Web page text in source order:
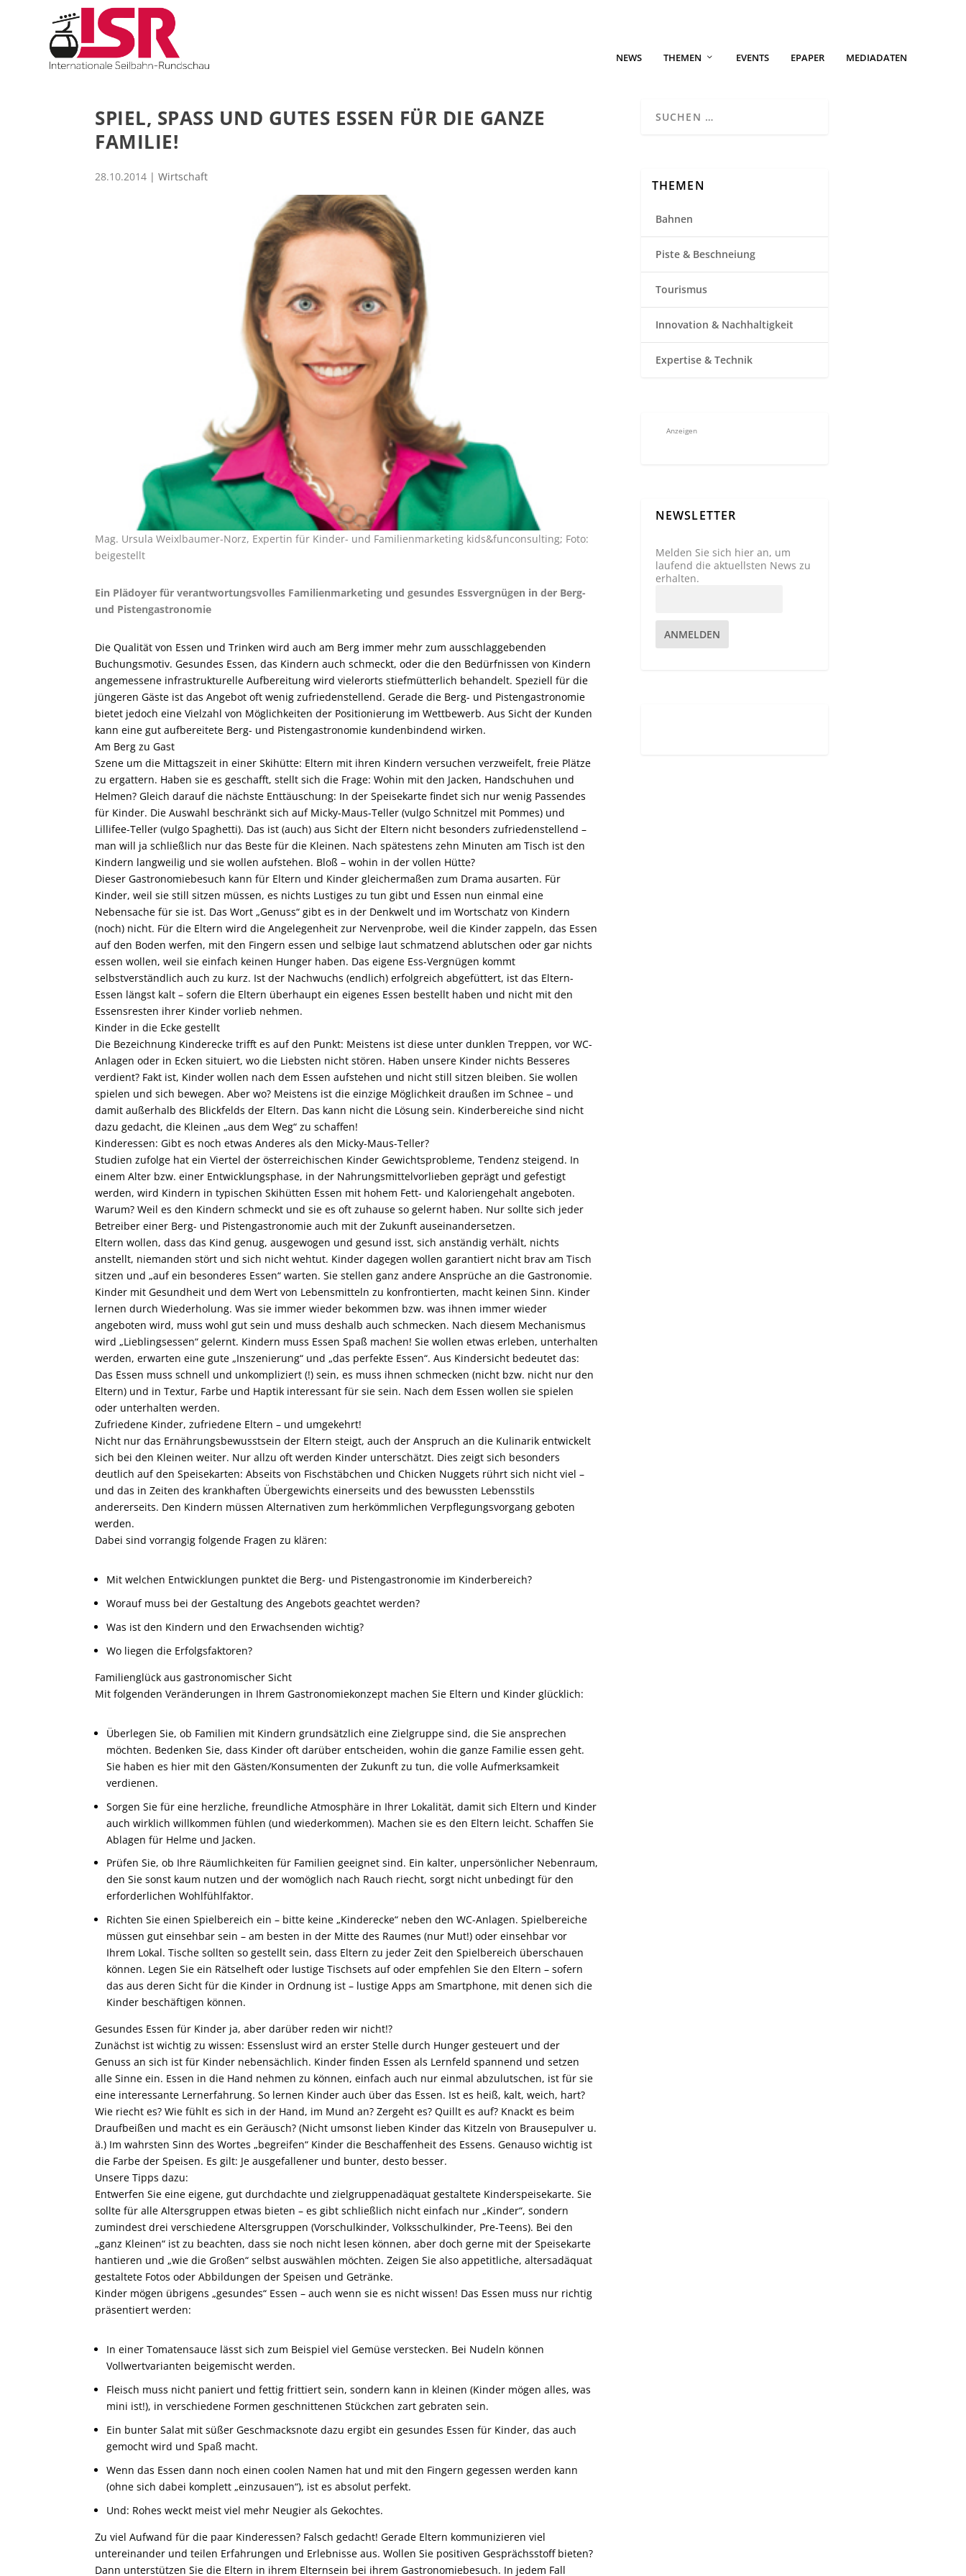
NEWS THEMEN EVENTS EPAPER MEDIADATEN
SPIEL, SPASS UND GUTES ESSEN FÜR DIE GANZE F
AMILIE!
28.10.2014 | Wirtschaft
Mag. Ursula Weixlbaumer-Norz, Expertin für Kinder- und Familienmarketing kids&funconsulting; Foto:
beigestellt
Ein Plädoyer für verantwortungsvolles Familienmarketing und gesundes Essvergnügen in der Berg-
und Pistengastronomie
Die Qualität von Essen und Trinken wird auch am Berg immer mehr zum ausschlaggebenden
Buchungsmotiv. Gesundes Essen, das Kindern auch schmeckt, oder die den Bedürfnissen von Kindern
angemessene infrastrukturelle Aufbereitung wird vielerorts stiefmütterlich behandelt. Speziell für die
jüngeren Gäste ist das Angebot oft wenig zufriedenstellend. Gerade die Berg- und Pistengastronomie
bietet jedoch eine Vielzahl von Möglichkeiten der Positionierung im Wettbewerb. Aus Sicht der Kunden
kann eine gut aufbereitete Berg- und Pistengastronomie kundenbindend wirken.
Am Berg zu Gast
Szene um die Mittagszeit in einer Skihütte: Eltern mit ihren Kindern versuchen verzweifelt, freie Plätze
zu ergattern. Haben sie es geschafft, stellt sich die Frage: Wohin mit den Jacken, Handschuhen und
Helmen? Gleich darauf die nächste Enttäuschung: In der Speisekarte findet sich nur wenig Passendes
für Kinder. Die Auswahl beschränkt sich auf Micky-Maus-Teller (vulgo Schnitzel mit Pommes) und
Lillifee-Teller (vulgo Spaghetti). Das ist (auch) aus Sicht der Eltern nicht besonders zufriedenstellend –
man will ja schließlich nur das Beste für die Kleinen. Nach spätestens zehn Minuten am Tisch ist den
Kindern langweilig und sie wollen aufstehen. Bloß – wohin in der vollen Hütte?
Dieser Gastronomiebesuch kann für Eltern und Kinder gleichermaßen zum Drama ausarten. Für
Kinder, weil sie still sitzen müssen, es nichts Lustiges zu tun gibt und Essen nun einmal eine
Nebensache für sie ist. Das Wort „Genuss“ gibt es in der Denkwelt und im Wortschatz von Kindern
(noch) nicht. Für die Eltern wird die Angelegenheit zur Nervenprobe, weil die Kinder zappeln, das Essen
auf den Boden werfen, mit den Fingern essen und selbige laut schmatzend ablutschen oder gar nichts
essen wollen, weil sie einfach keinen Hunger haben. Das eigene Ess-Vergnügen kommt
selbstverständlich auch zu kurz. Ist der Nachwuchs (endlich) erfolgreich abgefüttert, ist das Eltern-
Essen längst kalt – sofern die Eltern überhaupt ein eigenes Essen bestellt haben und nicht mit den
Essensresten ihrer Kinder vorlieb nehmen.
Kinder in die Ecke gestellt
Die Bezeichnung Kinderecke trifft es auf den Punkt: Meistens ist diese unter dunklen Treppen, vor WC-
Anlagen oder in Ecken situiert, wo die Liebsten nicht stören. Haben unsere Kinder nichts Besseres
verdient? Fakt ist, Kinder wollen nach dem Essen aufstehen und nicht still sitzen bleiben. Sie wollen
spielen und sich bewegen. Aber wo? Meistens ist die einzige Möglichkeit draußen im Schnee – und
damit außerhalb des Blickfelds der Eltern. Das kann nicht die Lösung sein. Kinderbereiche sind nicht
dazu gedacht, die Kleinen „aus dem Weg“ zu schaffen!
Kinderessen: Gibt es noch etwas Anderes als den Micky-Maus-Teller?
Studien zufolge hat ein Viertel der österreichischen Kinder Gewichtsprobleme, Tendenz steigend. In
einem Alter bzw. einer Entwicklungsphase, in der Nahrungsmittelvorlieben geprägt und gefestigt
werden, wird Kindern in typischen Skihütten Essen mit hohem Fett- und Kaloriengehalt angeboten.
Warum? Weil es den Kindern schmeckt und sie es oft zuhause so gelernt haben. Nur sollte sich jeder
Betreiber einer Berg- und Pistengastronomie auch mit der Zukunft auseinandersetzen.
Eltern wollen, dass das Kind genug, ausgewogen und gesund isst, sich anständig verhält, nichts
anstellt, niemanden stört und sich nicht wehtut. Kinder dagegen wollen garantiert nicht brav am Tisch
sitzen und „auf ein besonderes Essen“ warten. Sie stellen ganz andere Ansprüche an die Gastronomie.
Kinder mit Gesundheit und dem Wert von Lebensmitteln zu konfrontierten, macht keinen Sinn. Kinder
lernen durch Wiederholung. Was sie immer wieder bekommen bzw. was ihnen immer wieder
angeboten wird, muss wohl gut sein und muss deshalb auch schmecken. Nach diesem Mechanismus
wird „Lieblingsessen“ gelernt. Kindern muss Essen Spaß machen! Sie wollen etwas erleben, unterhalten
werden, erwarten eine gute „Inszenierung“ und „das perfekte Essen“. Aus Kindersicht bedeutet das:
Das Essen muss schnell und unkompliziert (!) sein, es muss ihnen schmecken (nicht bzw. nicht nur den
Eltern) und in Textur, Farbe und Haptik interessant für sie sein. Nach dem Essen wollen sie spielen
oder unterhalten werden.
Zufriedene Kinder, zufriedene Eltern – und umgekehrt!
Nicht nur das Ernährungsbewusstsein der Eltern steigt, auch der Anspruch an die Kulinarik entwickelt
sich bei den Kleinen weiter. Nur allzu oft werden Kinder unterschätzt. Dies zeigt sich besonders
deutlich auf den Speisekarten: Abseits von Fischstäbchen und Chicken Nuggets rührt sich nicht viel –
und das in Zeiten des krankhaften Übergewichts einerseits und des bewussten Lebensstils
andererseits. Den Kindern müssen Alternativen zum herkömmlichen Verpflegungsvorgang geboten
werden.
Dabei sind vorrangig folgende Fragen zu klären:
Mit welchen Entwicklungen punktet die Berg- und Pistengastronomie im Kinderbereich?
Worauf muss bei der Gestaltung des Angebots geachtet werden?
Was ist den Kindern und den Erwachsenden wichtig?
Wo liegen die Erfolgsfaktoren?
Familienglück aus gastronomischer Sicht
Mit folgenden Veränderungen in Ihrem Gastronomiekonzept machen Sie Eltern und Kinder glücklich:
Überlegen Sie, ob Familien mit Kindern grundsätzlich eine Zielgruppe sind, die Sie ansprechen
möchten. Bedenken Sie, dass Kinder oft darüber entscheiden, wohin die ganze Familie essen geht.
Sie haben es hier mit den Gästen/Konsumenten der Zukunft zu tun, die volle Aufmerksamkeit
verdienen.
Sorgen Sie für eine herzliche, freundliche Atmosphäre in Ihrer Lokalität, damit sich Eltern und Kinder
auch wirklich willkommen fühlen (und wiederkommen). Machen sie es den Eltern leicht. Schaffen Sie
Ablagen für Helme und Jacken.
Prüfen Sie, ob Ihre Räumlichkeiten für Familien geeignet sind. Ein kalter, unpersönlicher Nebenraum,
den Sie sonst kaum nutzen und der womöglich nach Rauch riecht, sorgt nicht unbedingt für den
erforderlichen Wohlfühlfaktor.
Richten Sie einen Spielbereich ein – bitte keine „Kinderecke“ neben den WC-Anlagen. Spielbereiche
müssen gut einsehbar sein – am besten in der Mitte des Raumes (nur Mut!) oder einsehbar vor
Ihrem Lokal. Tische sollten so gestellt sein, dass Eltern zu jeder Zeit den Spielbereich überschauen
können. Legen Sie ein Rätselheft oder lustige Tischsets auf oder empfehlen Sie den Eltern – sofern
das aus deren Sicht für die Kinder in Ordnung ist – lustige Apps am Smartphone, mit denen sich die
Kinder beschäftigen können.
Gesundes Essen für Kinder ja, aber darüber reden wir nicht!?
Zunächst ist wichtig zu wissen: Essenslust wird an erster Stelle durch Hunger gesteuert und der
Genuss an sich ist für Kinder nebensächlich. Kinder finden Essen als Lernfeld spannend und setzen
alle Sinne ein. Essen in die Hand nehmen zu können, einfach auch nur einmal abzulutschen, ist für sie
eine interessante Lernerfahrung. So lernen Kinder auch über das Essen. Ist es heiß, kalt, weich, hart?
Wie riecht es? Wie fühlt es sich in der Hand, im Mund an? Zergeht es? Quillt es auf? Knackt es beim
Draufbeißen und macht es ein Geräusch? (Nicht umsonst lieben Kinder das Kitzeln von Brausepulver u.
ä.) Im wahrsten Sinn des Wortes „begreifen“ Kinder die Beschaffenheit des Essens. Genauso wichtig ist
die Farbe der Speisen. Es gilt: Je ausgefallener und bunter, desto besser.
Unsere Tipps dazu:
Entwerfen Sie eine eigene, gut durchdachte und zielgruppenadäquat gestaltete Kinderspeisekarte. Sie
sollte für alle Altersgruppen etwas bieten – es gibt schließlich nicht einfach nur „Kinder“, sondern
zumindest drei verschiedene Altersgruppen (Vorschulkinder, Volksschulkinder, Pre-Teens). Bei den
„ganz Kleinen“ ist zu beachten, dass sie noch nicht lesen können, aber doch gerne mit der Speisekarte
hantieren und „wie die Großen“ selbst auswählen möchten. Zeigen Sie also appetitliche, altersadäquat
gestaltete Fotos oder Abbildungen der Speisen und Getränke.
Kinder mögen übrigens „gesundes“ Essen – auch wenn sie es nicht wissen! Das Essen muss nur richtig
präsentiert werden:
In einer Tomatensauce lässt sich zum Beispiel viel Gemüse verstecken. Bei Nudeln können
Vollwertvarianten beigemischt werden.
Fleisch muss nicht paniert und fettig frittiert sein, sondern kann in kleinen (Kinder mögen alles, was
mini ist!), in verschiedene Formen geschnittenen Stückchen zart gebraten sein.
Ein bunter Salat mit süßer Geschmacksnote dazu ergibt ein gesundes Essen für Kinder, das auch
gemocht wird und Spaß macht.
Wenn das Essen dann noch einen coolen Namen hat und mit den Fingern gegessen werden kann
(ohne sich dabei komplett „einzusauen“), ist es absolut perfekt.
Und: Rohes weckt meist viel mehr Neugier als Gekochtes.
Zu viel Aufwand für die paar Kinderessen? Falsch gedacht! Gerade Eltern kommunizieren viel
untereinander und teilen Erfahrungen und Erlebnisse aus. Wollen Sie positiven Gesprächsstoff bieten?
Dann unterstützen Sie die Eltern in ihrem Elternsein bei ihrem Gastronomiebesuch. In jedem Fall
THEMEN
Bahnen
Piste & Beschneiung
Tourismus
Innovation & Nachhaltigkeit
Expertise & Technik
Anzeigen
NEWSLETTER
Melden Sie sich hier an, um
laufend die aktuellsten News zu
erhalten.
ANMELDEN